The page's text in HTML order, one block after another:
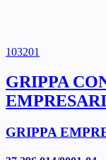
103201
GRIPPA
GRIPPA